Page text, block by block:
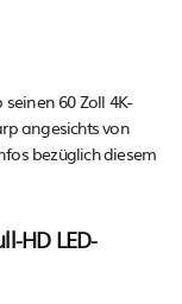
60 Zoll 4K-
angesichts von
bezüglich diesem
HD LED-